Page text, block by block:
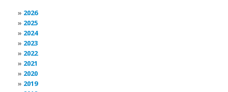
2026
2025
2024
2023
2022
2021
2020
2019